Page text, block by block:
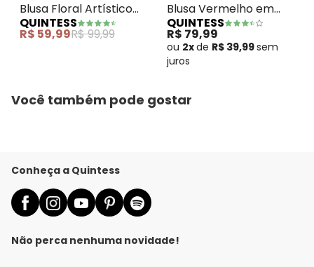
Blusa Floral Artístico
em Malha Fria
QUINTESS
R$ 59,99R$ 99,99
Blusa Vermelho em
Malha de Viscose
QUINTESS
R$ 79,99
ou 2xde R$ 39,99sem
juros
Você também pode gostar
Conheça a Quintess
Não perca nenhuma novidade!